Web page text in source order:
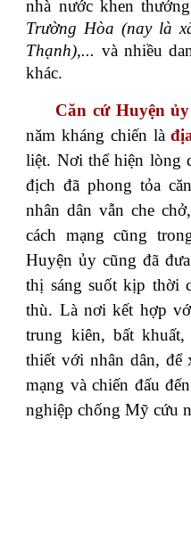
nhà nước khen
Trường Hòa (nay là
Thạnh),... và nhiều
khác.
Căn cứ Huyện
năm kháng chiến là
liệt. Nơi thể hiện lòng
địch đã phong tỏa
nhân dân vẫn che
cách mạng cũng
Huyện ủy cũng đã
thị sáng suốt kịp thời
thù. Là nơi kết hợp
trung kiên, bất
thiết với nhân dân, để
mạng và chiến đấu
nghiệp chống Mỹ cứu